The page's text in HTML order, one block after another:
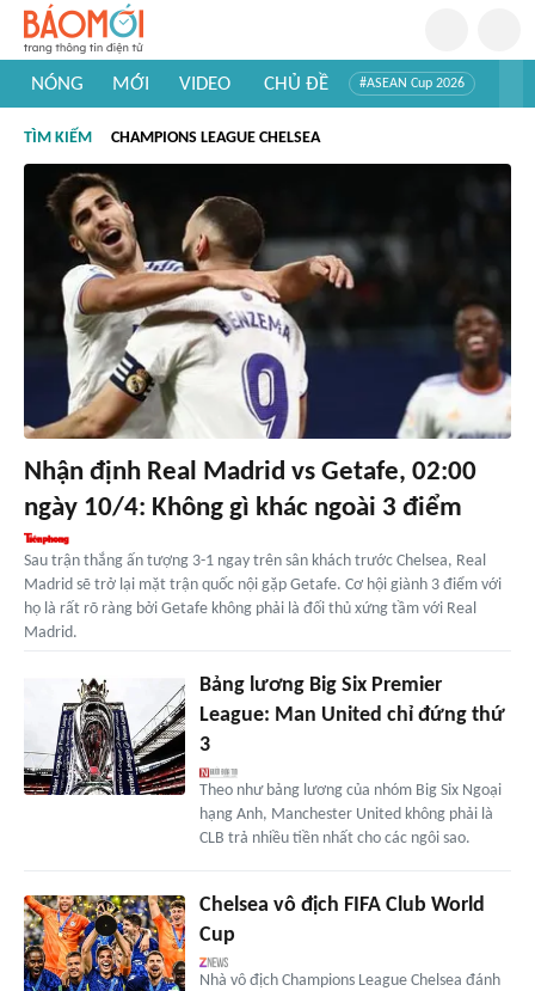
NÓNG MỚI VIDEO CHỦ ĐỀ #ASEAN Cup 2026
#Khám phá thế giới
TÌM KIẾM CHAMPIONS LEAGUE CHELSEA
Nhận định Real Madrid vs Getafe, 02:00
ngày 10/4: Không gì khác ngoài 3 điểm
Sau trận thắng ấn tượng 3-1 ngay trên sân khách trước Chelsea, Real
Madrid sẽ trở lại mặt trận quốc nội gặp Getafe. Cơ hội giành 3 điểm với
họ là rất rõ ràng bởi Getafe không phải là đối thủ xứng tầm với Real
Madrid.
Bảng lương Big Six Premier
League: Man United chỉ đứng thứ
3
Theo như bảng lương của nhóm Big Six Ngoại
hạng Anh, Manchester United không phải là
CLB trả nhiều tiền nhất cho các ngôi sao.
Chelsea vô địch FIFA Club World
Cup
Nhà vô địch Champions League Chelsea đánh